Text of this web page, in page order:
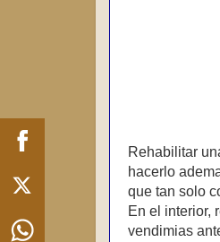
Rehabilitar
hacerlo
que tan solo
En el interior,
vendimias